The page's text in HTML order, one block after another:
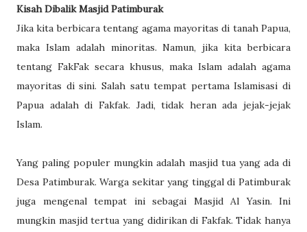
Kisah Dibalik Masjid Patimburak
Jika kita berbicara tentang agama mayoritas di tanah Papua,
maka Islam adalah minoritas. Namun, jika kita berbicara
tentang FakFak secara khusus, maka Islam adalah agama
mayoritas di sini. Salah satu tempat pertama Islamisasi di
Papua adalah di Fakfak. Jadi, tidak heran ada jejak-jejak
Islam.
Yang paling populer mungkin adalah masjid tua yang ada di
Desa Patimburak. Warga sekitar yang tinggal di Patimburak
juga mengenal tempat ini sebagai Masjid Al Yasin. Ini
mungkin masjid tertua yang didirikan di Fakfak. Tidak hanya